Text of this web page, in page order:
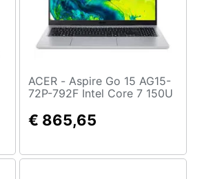
ACER - Aspire Go 15 AG15-
72P-792F Intel Core 7 150U
(15.6") Full HD 16 GB DDR4-
SDRAM 1 TB SSD Wi-Fi 6
Home Argento
€ 865,65